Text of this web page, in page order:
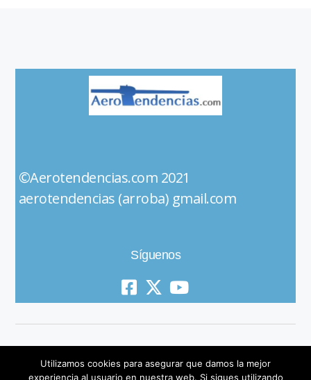
©Aerotendencias.com 2021
aerotendencias (arroba) gmail.com
Síguenos
Utilizamos cookies para asegurar que damos la mejor
experiencia al usuario en nuestra web. Si sigues utilizando